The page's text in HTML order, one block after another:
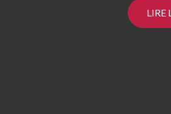
LIRE